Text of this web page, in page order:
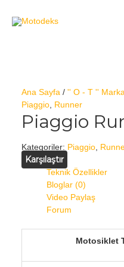
Ana Sayfa / '' O - T '' Marka
Piaggio, Runner
Piaggio
Kategoriler: Piaggio,
Karşılaştır
Teknik Özellikler
Bloglar (0)
Video Paylaş
Forum
Motosiklet